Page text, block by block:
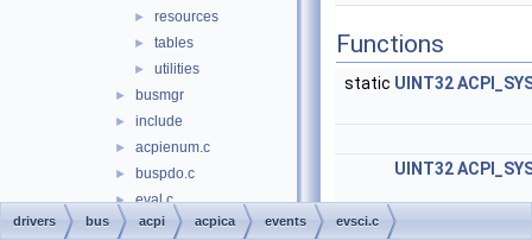
► resources
► tables
► utilities
► busmgr
► include
► acpienum.c
► buspdo.c
► eval.c
► interface.c
Functions
static UINT32
UINT32
drivers bus acpi acpica events evsci.c